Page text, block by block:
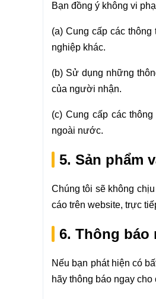
Bạn đồng ý không vi
(a) Cung cấp các
nghiệp khác.
(b) Sử dụng những
của người nhận.
(c) Cung cấp các
ngoài nước.
5. Sản phẩm
Chúng tôi sẽ không
cáo trên website, trực
6. Thông báo
Nếu bạn phát hiện có
hãy thông báo ngay cho